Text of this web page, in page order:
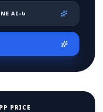
AI-Ს
PRICE